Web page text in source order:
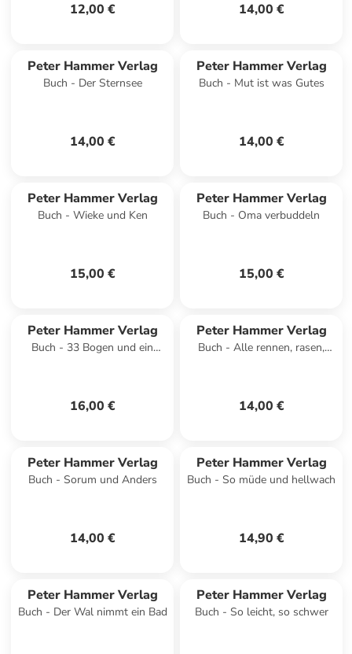
12,00 € 14,00 €
Peter Hammer Verlag
Buch - Der Sternsee
14,00 €
Peter Hammer Verlag
Buch - Mut ist was Gutes
14,00 €
Peter Hammer Verlag
Buch - Wieke und Ken
15,00 €
Peter Hammer Verlag
Buch - Oma verbuddeln
15,00 €
Peter Hammer Verlag
Buch - 33 Bogen und ein
16,00 €
Peter Hammer Verlag
Buch - Alle rennen, rasen,
14,00 €
Peter Hammer Verlag
Buch - Sorum und Anders
14,00 €
Peter Hammer Verlag
Buch - So müde und hellwach
14,90 €
Peter Hammer Verlag
Buch - Der Wal nimmt ein Bad
Peter Hammer Verlag
Buch - So leicht, so schwer